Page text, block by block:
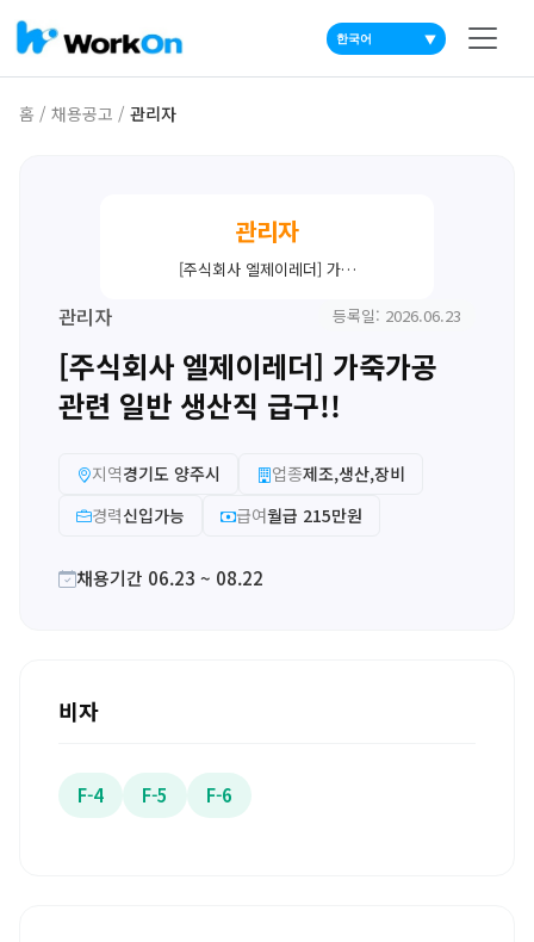
▼
홈 / 채용공고 / 관리자
관리자
[주식회사 엘제이레더] 가…
관리자 등록일: 2026.06.23
[주식회사 엘제이레더] 가죽가공
관련 일반 생산직 급구!!
지역경기도 양주시 업종제조,생산,장비
경력신입가능 급여월급 215만원
채용기간 06.23 ~ 08.22
비자
F-4 F-5 F-6